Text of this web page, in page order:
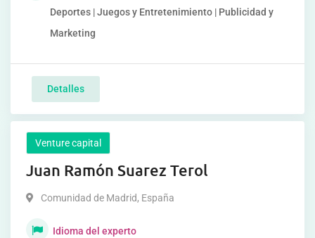
Deportes | Juegos y Entretenimiento | Publicidad y
Marketing
Detalles
Venture capital
Juan Ramón Suarez Terol
Comunidad de Madrid, España
Idioma del experto